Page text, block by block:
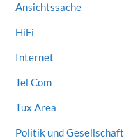
Ansichtssache
HiFi
Internet
Tel Com
Tux Area
Politik und Gesellschaft